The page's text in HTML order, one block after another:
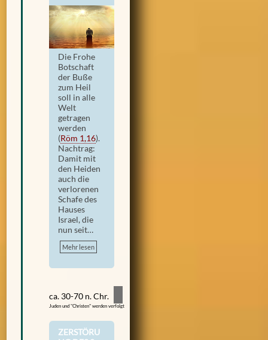
Die Frohe
Botschaft
der Buße
zum Heil
soll in alle
Welt
getragen
werden
(Röm 1,16).
Nachtrag:
Damit mit
den Heiden
auch die
verlorenen
Schafe des
Hauses
Israel, die
nun seit…
Mehr lesen
ca. 30-70 n. Chr.
Juden und "Christen" werden verfolgt
ZERSTÖRU